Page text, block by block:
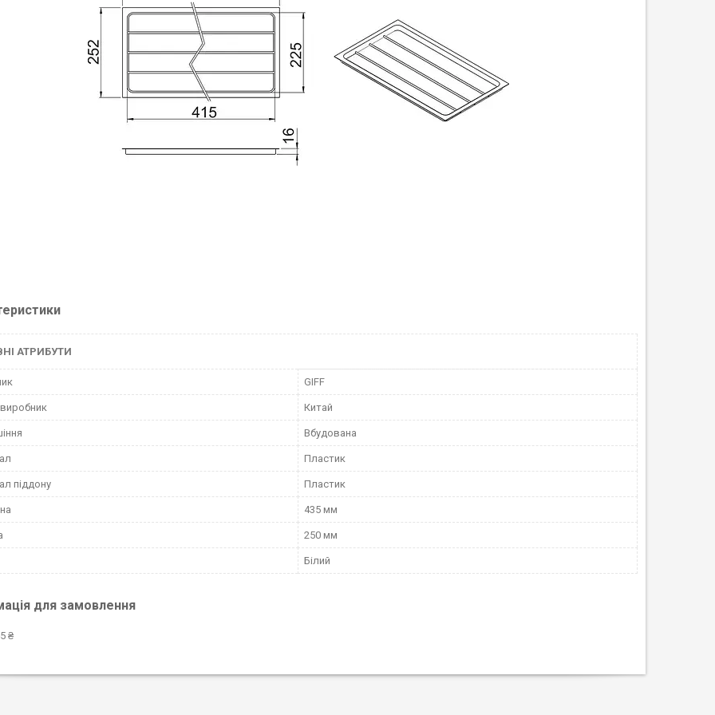
АТРИБУТИ
GIFF
Китай
Вбудована
Пластик
піддону Пластик
435 мм
250 мм
Білий
для замовлення
₴